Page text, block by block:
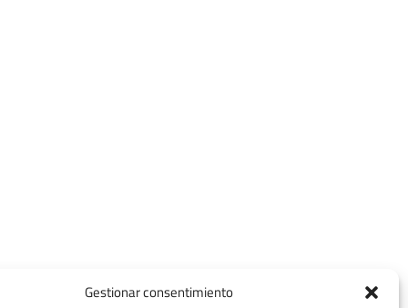
Gestionar consentimiento